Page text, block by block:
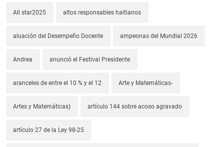
All star2025 altos responsables haitianos
aluación del Desempeño Docente ampeonas del Mundial 2026
Andrea anunció el Festival Presidente
aranceles de entre el 10 % y el 12 Arte y Matemáticas-
Artes y Matemáticas) artículo 144 sobre acoso agravado
artículo 27 de la Ley 98-25